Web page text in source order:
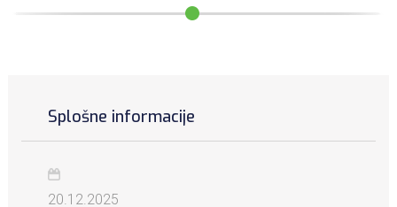
Splošne informacije
20.12.2025